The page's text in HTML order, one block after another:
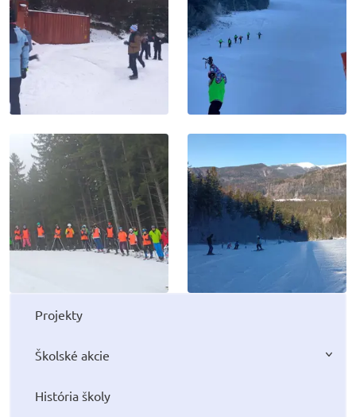
Projekty
Školské akcie
História školy